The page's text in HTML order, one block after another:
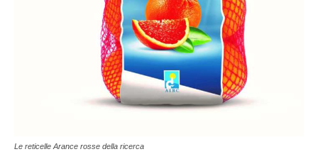
Le reticelle Arance rosse della ricerca